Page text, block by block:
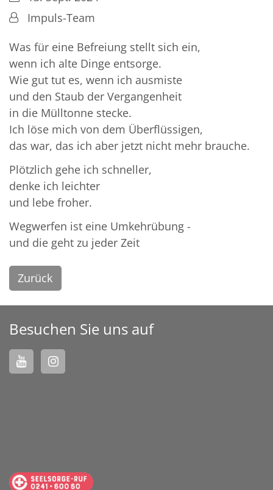
Von:Impuls-Team
Was für eine Befreiung stellt sich ein,
wenn ich alte Dinge entsorge.
Wie gut tut es, wenn ich ausmiste
und den Staub der Vergangenheit
in die Mülltonne stecke.
Ich löse mich von dem Überflüssigen,
das war, das ich aber jetzt nicht mehr brauche.
Plötzlich gehe ich schneller,
denke ich leichter
und lebe froher.
Wegwerfen ist eine Umkehrübung -
und die geht zu jeder Zeit
Zurück
Besuchen Sie uns auf